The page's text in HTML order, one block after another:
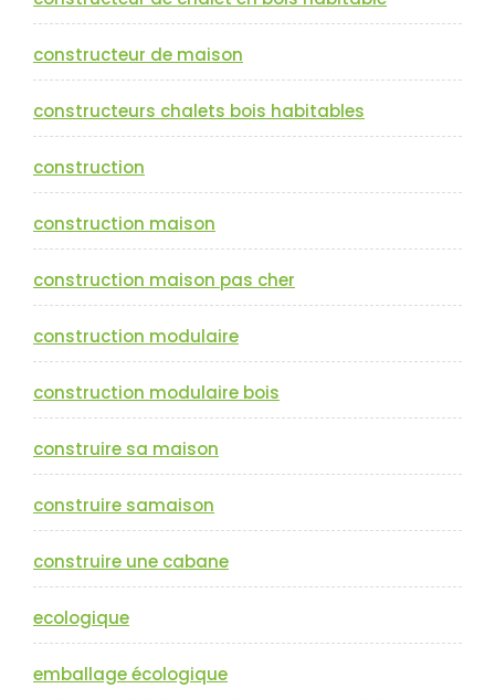
constructeur de maison
constructeurs chalets bois habitables
construction
construction maison
construction maison pas cher
construction modulaire
construction modulaire bois
construire sa maison
construire samaison
construire une cabane
ecologique
emballage écologique